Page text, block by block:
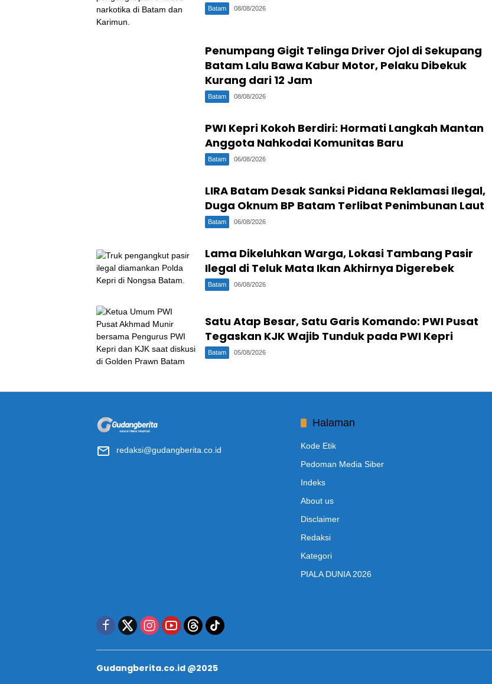
Batam 08/08/2026
Penumpang Gigit Telinga Driver Ojol di Sekupang
Batam Lalu Bawa Kabur Motor, Pelaku Dibekuk
Kurang dari 12 Jam
Batam 08/08/2026
PWI Kepri Kokoh Berdiri: Hormati Langkah Mantan
Anggota Nahkodai Komunitas Baru
Batam 06/08/2026
LIRA Batam Desak Sanksi Pidana Reklamasi Ilegal,
Duga Oknum BP Batam Terlibat Penimbunan Laut
Batam 06/08/2026
Lama Dikeluhkan Warga, Lokasi Tambang Pasir
Ilegal di Teluk Mata Ikan Akhirnya Digerebek
Batam 06/08/2026
Satu Atap Besar, Satu Garis Komando: PWI Pusat
Tegaskan KJK Wajib Tunduk pada PWI Kepri
Batam 05/08/2026
redaksi@gudangberita.co.id
Halaman
Kode Etik
Pedoman Media Siber
Indeks
About us
Disclaimer
Redaksi
Kategori
PIALA DUNIA 2026
Gudangberita.co.id @2025